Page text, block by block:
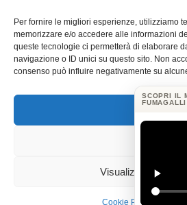
Per fornire le migliori esperienze, utilizziamo
memorizzare e/o accedere alle informazioni
queste tecnologie ci permetterà di elaborare
navigazione o ID unici su questo sito. Non
consenso può influire negativamente su
Visualizza le
Cookie Policy
Fumagalli Componenti S.r.l. © 2026. All
IT04772440154
SCOPRI IL
FUMAGALLI